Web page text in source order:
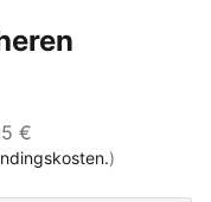
€
)